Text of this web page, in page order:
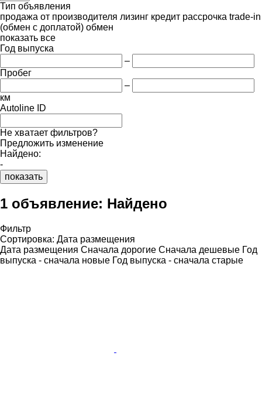
Тип объявления
продажа от производителя лизинг кредит рассрочка trade-in
(обмен с доплатой) обмен
показать все
Год выпуска
–
Пробег
–
км
Autoline ID
Не хватает фильтров?
Предложить изменение
Найдено:
-
показать
1 объявление: Найдено
Фильтр
Сортировка: Дата размещения
Дата размещения Сначала дорогие Сначала дешевые Год
выпуска - сначала новые Год выпуска - сначала старые